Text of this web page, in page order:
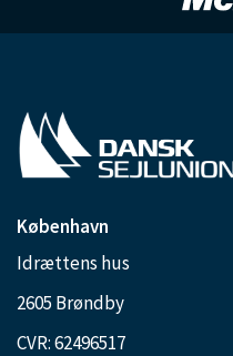
København
Idrættens hus
2605 Brøndby
CVR: 62496517